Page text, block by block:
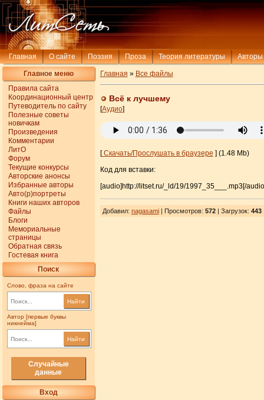
Главная О сайте Поэзия Проза Теория литературы Авторы
Главное меню
Правила сайта
Координационный центр
Путеводитель по сайту
Полезные советы
новичкам
Произведения
Комментарии
ЛитО
Форум
Текущие конкурсы
Авторские анонсы
Избранные авторы
Авто(р)портреты
Книги наших авторов
Файлы
Блоги
Мемориальные
страницы
Обратная связь
Гостевая книга
Поиск
Слово, фраза на сайте
Найти
Автор [первые буквы
никнейма]
Найти
Случайные
данные
Вход
Главная » Все файлы
Всё к лучшему
[Аудио]
[Скачать/Прослушать в браузере ] (1.48 Mb)
Код для вставки:
[audio]http://litset.ru/_ld/19/1997_35___.mp3[/
Добавил: nagasami| Просмотров: 572| Загрузок: 443